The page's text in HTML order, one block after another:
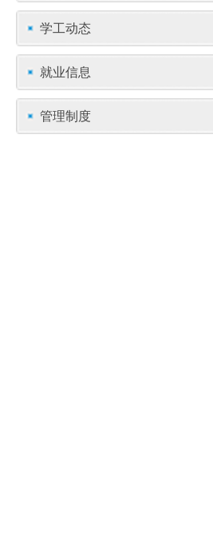
学工动态
就业信息
管理制度